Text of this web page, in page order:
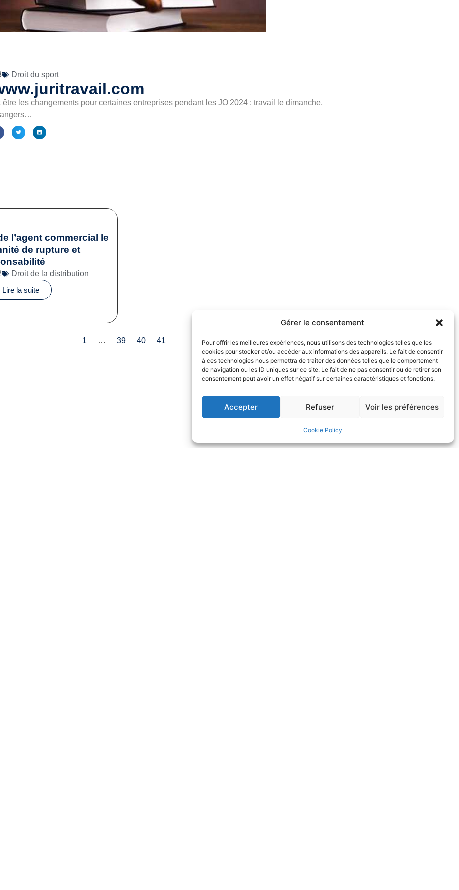
Gérer le consentement
Pour offrir les meilleures expériences, nous utilisons des technologies telles que les
cookies pour stocker et/ou accéder aux informations des appareils. Le fait de consentir
à ces technologies nous permettra de traiter des données telles que le comportement
de navigation ou les ID uniques sur ce site. Le fait de ne pas consentir ou de retirer son
consentement peut avoir un effet négatif sur certaines caractéristiques et fonctions.
Accepter Refuser Voir les préférences
Cookie Policy
Droit du sport
être les changements pour certaines entreprises pendant les JO 2024 : travail le dimanche,
l’agent commercial le
de rupture et
Droit de la distribution
Lire la suite
1 … 39 40 41